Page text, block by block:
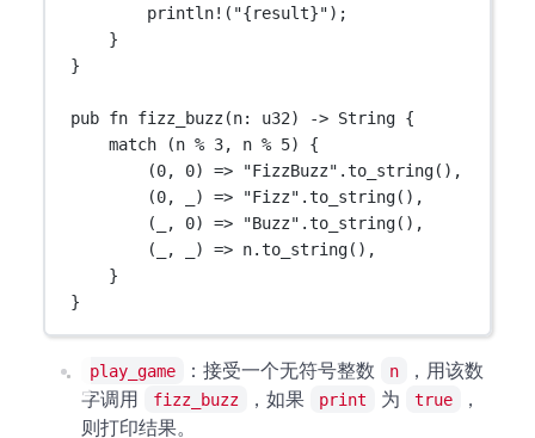
println! ( "{result}");
}
}
pub fn fizz_buzz(n: u32) -> String {
match (n % 3, n % 5) {
(0, 0) => "FizzBuzz" .to_string(),
(0, _) => "Fizz" .to_string(),
(_, 0) => "Buzz" .to_string(),
(_, _) => n.to_string(),
}
}
play_game ：接受一个无符号整数 n
，用该数
字调用
fizz_buzz ，如果 print 为 true
，
则打印结果。